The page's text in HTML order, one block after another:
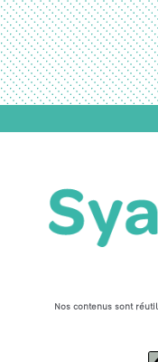
Nos contenus sont